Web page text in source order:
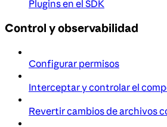
Plugins en el SDK
Control y observabilidad
Configurar permisos
Interceptar y controlar el
Revertir cambios de archivos